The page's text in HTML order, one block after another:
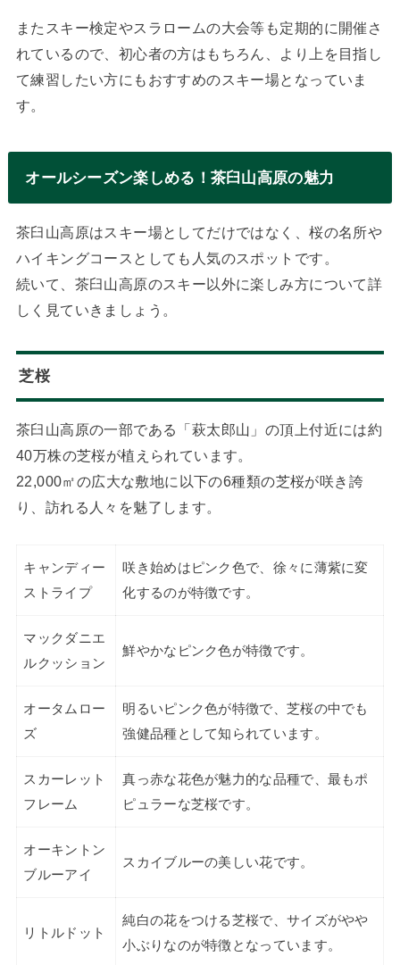
またスキー検定やスラロームの大会等も定期的に開催さ
れているので、初心者の方はもちろん、より上を目指し
て練習したい方にもおすすめのスキー場となっていま
す。
オールシーズン楽しめる！茶臼山高原の魅力
茶臼山高原はスキー場としてだけではなく、桜の名所や
ハイキングコースとしても人気のスポットです。
続いて、茶臼山高原のスキー以外に楽しみ方について詳
しく見ていきましょう。
芝桜
茶臼山高原の一部である「萩太郎山」の頂上付近には約
40万株の芝桜が植えられています。
22,000㎡の広大な敷地に以下の6種類の芝桜が咲き誇
り、訪れる人々を魅了します。
キャンディー
ストライプ
咲き始めはピンク色で、徐々に薄紫に変
化するのが特徴です。
マックダニエ
ルクッション
鮮やかなピンク色が特徴です。
オータムロー
ズ
明るいピンク色が特徴で、芝桜の中でも
強健品種として知られています。
スカーレット
フレーム
真っ赤な花色が魅力的な品種で、最もポ
ピュラーな芝桜です。
オーキントン
ブルーアイ
スカイブルーの美しい花です。
リトルドット
純白の花をつける芝桜で、サイズがやや
小ぶりなのが特徴となっています。